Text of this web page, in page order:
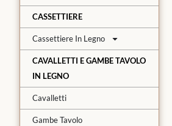
CASSETTIERE
Cassettiere In Legno
CAVALLETTI E GAMBE TAVOLO
IN LEGNO
Cavalletti
Gambe Tavolo